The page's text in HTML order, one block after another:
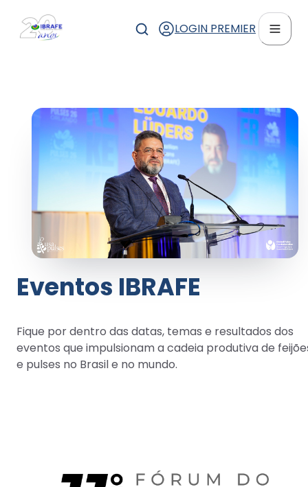
LOGIN PREMIER
Eventos IBRAFE
Fique por dentro das datas, temas e resultados dos
eventos que impulsionam a cadeia produtiva de
e pulses no Brasil e no mundo.